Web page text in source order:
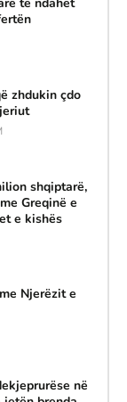
zhdukin çdo
shqiptarë,
Greqinë e
e kishës
Njerëzit e
në